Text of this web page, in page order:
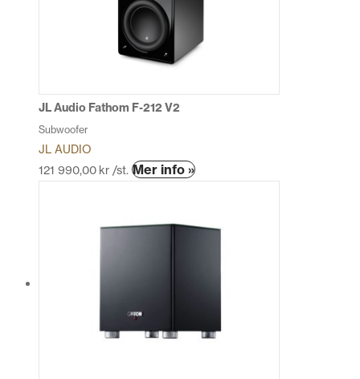
kan
JL Audio Fathom F-212 V2
Subwoofer
JL AUDIO
121 990,00 kr /st. Mer info »Den
har
kan